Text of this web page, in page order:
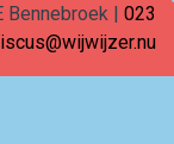
Bennebroek | 023